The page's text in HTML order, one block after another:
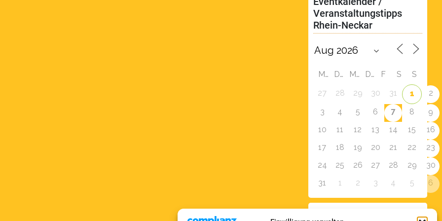
Veranstaltungstipps
Rhein-Neckar
M D M D F S
S
27
28 29 30 31 1
2
3
4 5 6 7 8
9
10
11 12 13 14 15
16
17
18 19 20 21 22
23
24
25 26 27 28 29
30
31
1 2 3 4 5 6